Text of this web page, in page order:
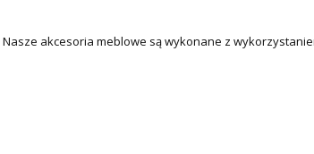
Nasze akcesoria meblowe są wykonane z